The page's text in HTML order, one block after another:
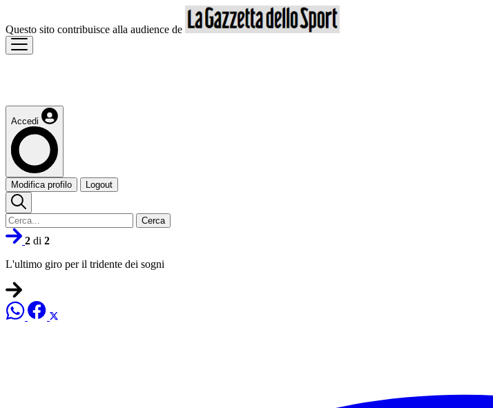
Questo sito contribuisce alla audience de
Accedi
Modifica profilo Logout
Cerca
2 di 2
L'ultimo giro per il tridente dei sogni